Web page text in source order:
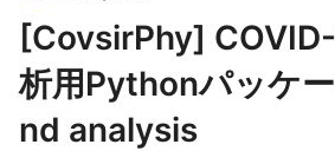
[CovsirPhy]
析用Pythonパッケ
nd analysis